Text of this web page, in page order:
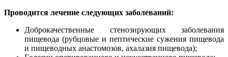
Проводится лечение следующих заболеваний:
Доброкачественные стенозирующих заболевания
пищевода (рубцовые и пептические сужения пищевода
и пищеводных анастомозов, ахалазия пищевода);